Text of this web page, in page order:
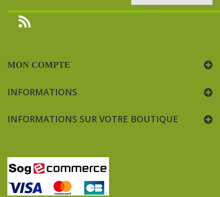
MON COMPTE
INFORMATIONS
INFORMATIONS SUR VOTRE BOUTIQUE